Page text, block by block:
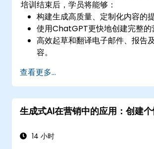
培训结束后，学员将能够：
构建生成高质量、定制化内容的提
使用ChatGPT更快地创建完整的
高效起草和翻译电子邮件、报告
容。
查看更多...
生成式AI在营销中的应用：创建
14 小时